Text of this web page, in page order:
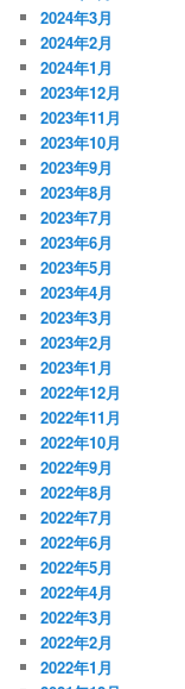
2024年3月
2024年2月
2024年1月
2023年12月
2023年11月
2023年10月
2023年9月
2023年8月
2023年7月
2023年6月
2023年5月
2023年4月
2023年3月
2023年2月
2023年1月
2022年12月
2022年11月
2022年10月
2022年9月
2022年8月
2022年7月
2022年6月
2022年5月
2022年4月
2022年3月
2022年2月
2022年1月